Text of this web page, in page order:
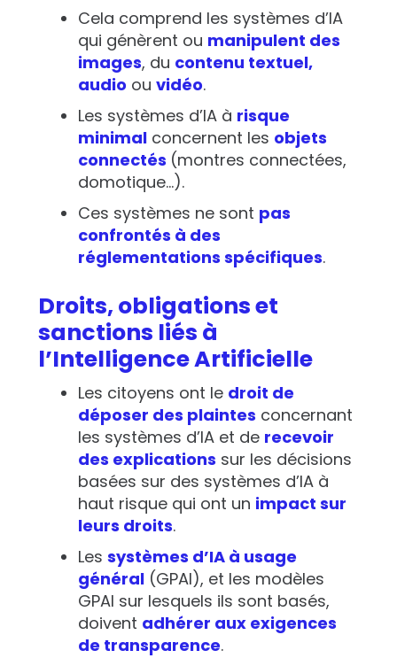
Cela comprend les systèmes d’IA
qui génèrent ou manipulent des
images, du contenu textuel,
audio ou vidéo.
Les systèmes d’IA à risque
minimalconcernent les objets
connectés (montres connectées,
domotique…).
Ces systèmes ne sont pas
confrontés à des
réglementations spécifiques.
Droits, obligations et
sanctions liés à
l’Intelligence Artificielle
Les citoyens ont le droit de
déposer des plaintes concernant
les systèmes d’IA et de recevoir
des explications sur les décisions
basées sur des systèmes d’IA à
haut risque qui ont un impact sur
leurs droits.
Les systèmes d’IA à usage
général(GPAI), et les modèles
GPAI sur lesquels ils sont basés,
doivent adhérer aux exigences
de transparence.